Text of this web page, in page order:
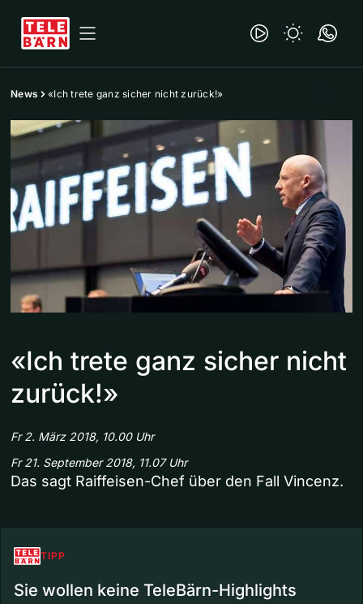
News «Ich trete ganz sicher nicht zurück!»
«Ich trete ganz sicher nicht
zurück!»
Fr 2. März 2018, 10.00 Uhr
Fr 21. September 2018, 11.07 Uhr
Das sagt Raiffeisen-Chef über den Fall Vincenz.
TIPP
Sie wollen keine TeleBärn-Highlights